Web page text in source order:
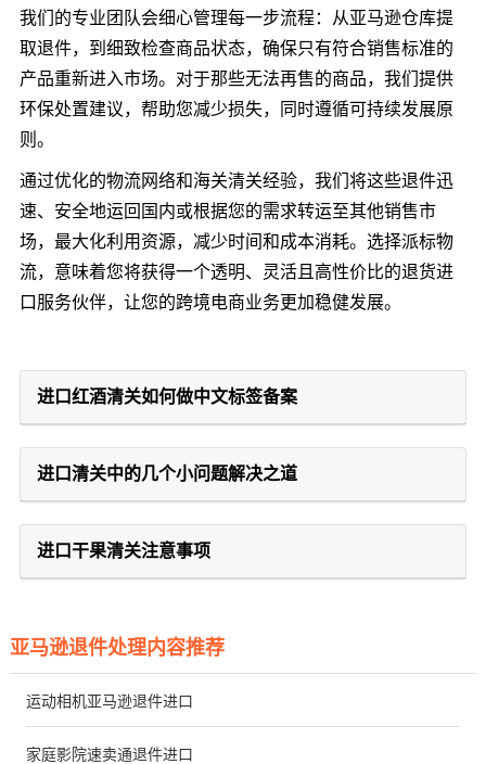
我们的专业团队会细心管理每一步流程：从亚马逊仓库提
取退件，到细致检查商品状态，确保只有符合销售标准的
产品重新进入市场。对于那些无法再售的商品，我们提供
环保处置建议，帮助您减少损失，同时遵循可持续发展原
则。
通过优化的物流网络和海关清关经验，我们将这些退件迅
速、安全地运回国内或根据您的需求转运至其他销售市
场，最大化利用资源，减少时间和成本消耗。选择派标物
流，意味着您将获得一个透明、灵活且高性价比的退货进
口服务伙伴，让您的跨境电商业务更加稳健发展。
进口红酒清关如何做中文标签备案
进口清关中的几个小问题解决之道
进口干果清关注意事项
亚马逊退件处理内容推荐
运动相机亚马逊退件进口
家庭影院速卖通退件进口